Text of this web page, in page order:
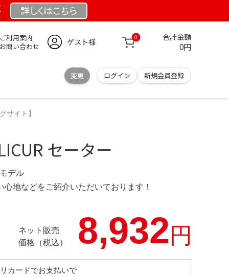
詳しくはこちら
ご利用案内
お問い合わせ
ゲスト様 0 合計金額
0円
変更 ログイン 新規会員登録
サイト】
セーター
デル
地などをご紹介いただいております！
ネット販売
価格（税込）
8,932円
カードでお支払いで